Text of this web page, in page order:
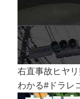
右直事故ヒヤ
わかる#ドラレ